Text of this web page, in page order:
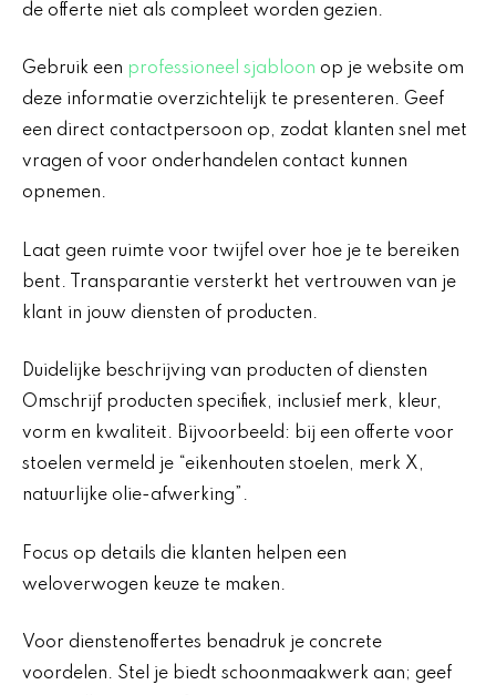
de offerte niet als compleet worden gezien.
Gebruik een professioneel sjabloon op je website om
deze informatie overzichtelijk te presenteren. Geef
een direct contactpersoon op, zodat klanten snel met
vragen of voor onderhandelen contact kunnen
opnemen.
Laat geen ruimte voor twijfel over hoe je te bereiken
bent. Transparantie versterkt het vertrouwen van je
klant in jouw diensten of producten.
Duidelijke beschrijving van producten of diensten
Omschrijf producten specifiek, inclusief merk, kleur,
vorm en kwaliteit. Bijvoorbeeld: bij een offerte voor
stoelen vermeld je “eikenhouten stoelen, merk X,
natuurlijke olie-afwerking”.
Focus op details die klanten helpen een
weloverwogen keuze te maken.
Voor dienstenoffertes benadruk je concrete
voordelen. Stel je biedt schoonmaakwerk aan; geef